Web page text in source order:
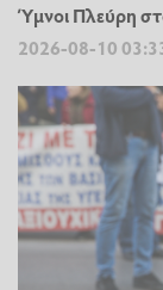
Ύμνοι Πλεύρη
2026-08-10